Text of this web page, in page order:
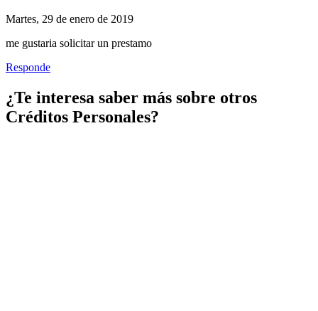
Martes, 29 de enero de 2019
me gustaria solicitar un prestamo
Responde
¿Te interesa saber más sobre otros
Créditos Personales?